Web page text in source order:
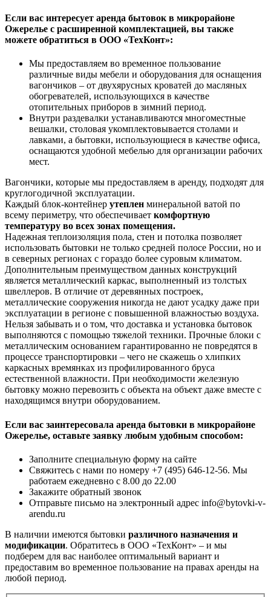
Если вас интересует аренда бытовок в микрорайоне
Ожерелье с расширенной комплектацией, вы также
можете обратиться в ООО «ТехКонт»:
Мы предоставляем во временное пользование
различные виды мебели и оборудования для оснащения
вагончиков – от двухярусных кроватей до масляных
обогревателей, использующихся в качестве
отопительных приборов в зимний период.
Внутри раздевалки устанавливаются многоместные
вешалки, столовая укомплектовывается столами и
лавками, а бытовки, использующиеся в качестве офиса,
оснащаются удобной мебелью для организации рабочих
мест.
Вагончики, которые мы предоставляем в аренду, подходят для
круглогодичной эксплуатации.
Каждый блок-контейнер утеплен минеральной ватой по
всему периметру, что обеспечивает комфортную
температуру во всех зонах помещения.
Надежная теплоизоляция пола, стен и потолка позволяет
использовать бытовки не только средней полосе России, но и
в северных регионах с гораздо более суровым климатом.
Дополнительным преимуществом данных конструкций
является металлический каркас, выполненный из толстых
швеллеров. В отличие от деревянных построек,
металлические сооружения никогда не дают усадку даже при
эксплуатации в регионе с повышенной влажностью воздуха.
Нельзя забывать и о том, что доставка и установка бытовок
выполняются с помощью тяжелой техники. Прочные блоки с
металлическим основанием гарантированно не повредятся в
процессе транспортировки – чего не скажешь о хлипких
каркасных времянках из профилированного бруса
естественной влажности. При необходимости железную
бытовку можно перевозить с объекта на объект даже вместе с
находящимся внутри оборудованием.
Если вас заинтересовала аренда бытовки в микрорайоне
Ожерелье, оставьте заявку любым удобным способом:
Заполните специальную форму на сайте
Свяжитесь с нами по номеру +7 (495) 646-12-56. Мы
работаем ежедневно с 8.00 до 22.00
Закажите обратный звонок
Отправьте письмо на электронный адрес info@bytovki-v-
arendu.ru
В наличии имеются бытовки различного назначения и
модификации. Обратитесь в ООО «ТехКонт» – и мы
подберем для вас наиболее оптимальный вариант и
предоставим во временное пользование на правах аренды на
любой период.